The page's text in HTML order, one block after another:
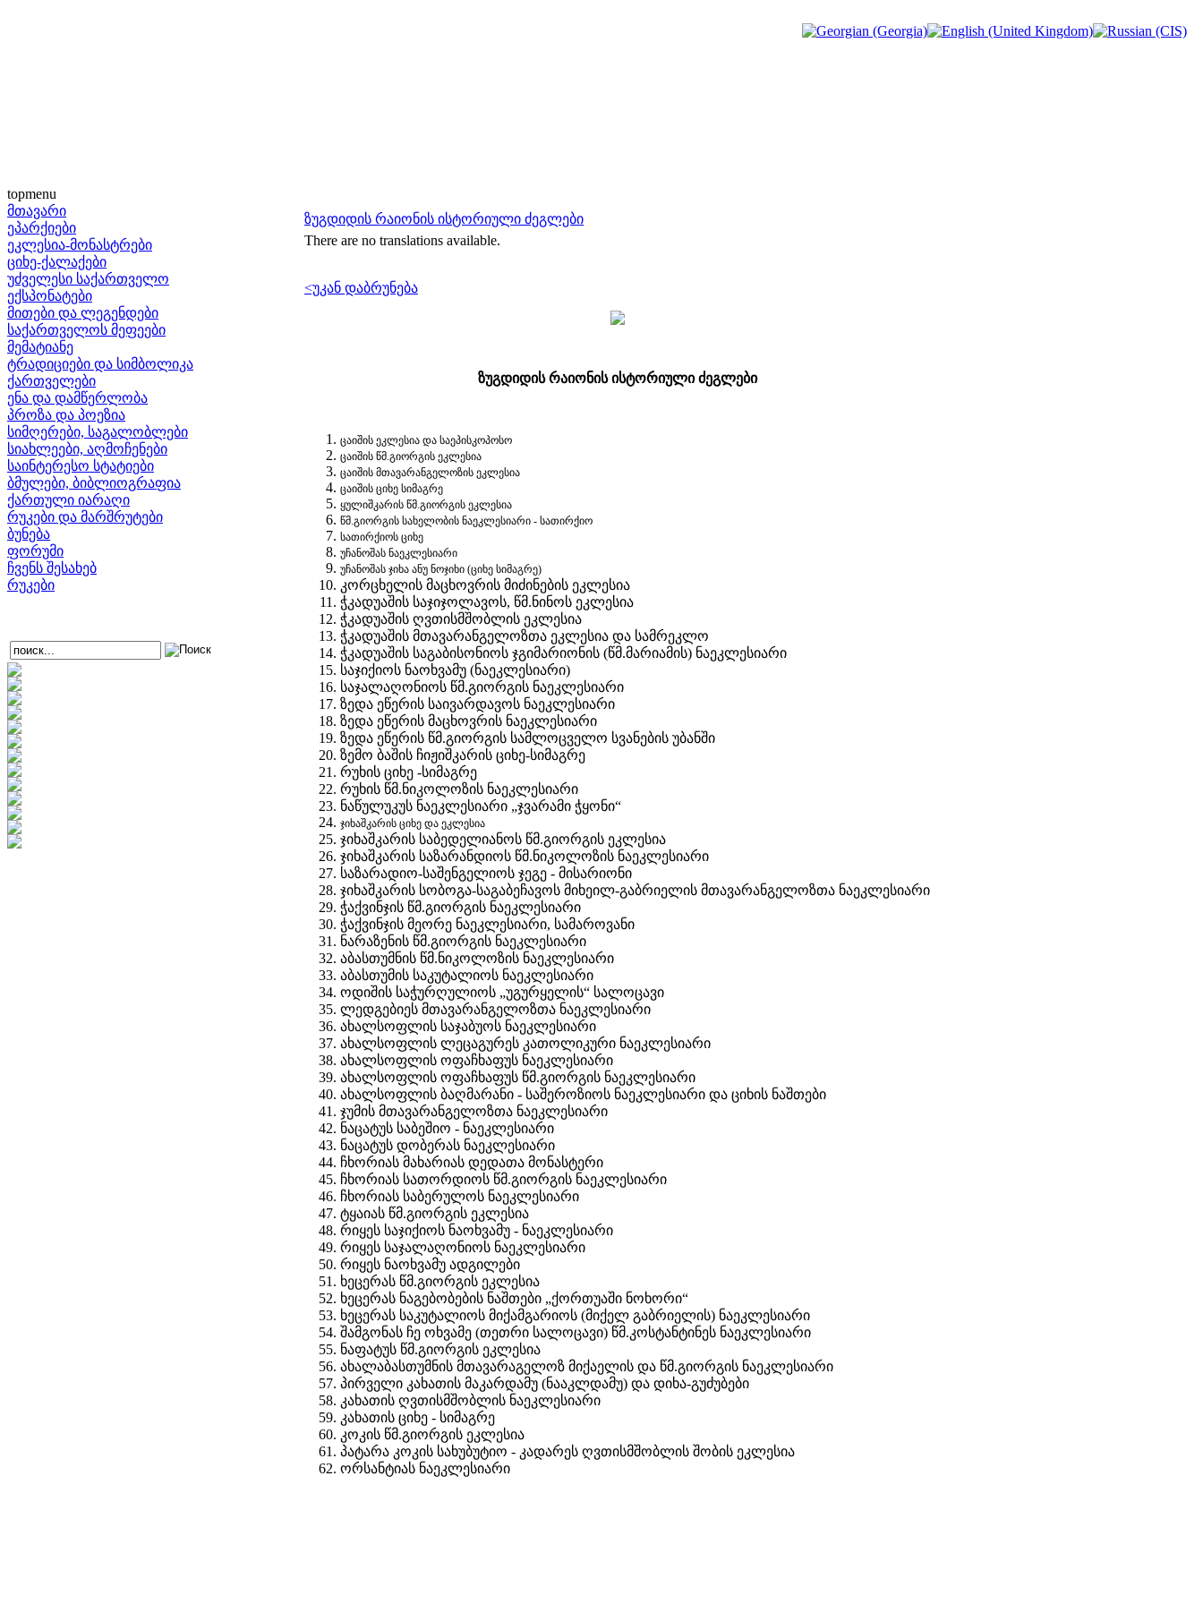
topmenu
მთავარი
ეპარქიები
ეკლესია-მონასტრები
ციხე-ქალაქები
უძველესი საქართველო
ექსპონატები
მითები და ლეგენდები
საქართველოს მეფეები
მემატიანე
ტრადიციები და სიმბოლიკა
ქართველები
ენა და დამწერლობა
პროზა და პოეზია
სიმღერები, საგალობლები
სიახლეები, აღმოჩენები
საინტერესო სტატიები
ბმულები, ბიბლიოგრაფია
ქართული იარაღი
რუკები და მარშრუტები
ბუნება
ფორუმი
ჩვენს შესახებ
რუკები
ზუგდიდის რაიონის ისტორიული ძეგლები
There are no translations available.
<უკან დაბრუნება
ზუგდიდის რაიონის ისტორიული ძეგლები
ცაიშის ეკლესია და საეპისკოპოსო
ცაიშის წმ.გიორგის ეკლესია
ცაიშის მთავარანგელოზის ეკლესია
ცაიშის ციხე სიმაგრე
ყულიშკარის წმ.გიორგის ეკლესია
წმ.გიორგის სახელობის ნაეკლესიარი - სათირქიო
სათირქიოს ციხე
უჩანოშას ნაეკლესიარი
უჩანოშას ჯიხა ანუ ნოჯიხი (ციხე სიმაგრე)
კორცხელის მაცხოვრის მიძინების ეკლესია
ჭკადუაშის საჯიჯოლავოს, წმ.ნინოს ეკლესია
ჭკადუაშის ღვთისმშობლის ეკლესია
ჭკადუაშის მთავარანგელოზთა ეკლესია და სამრეკლო
ჭკადუაშის საგაბისონიოს ჯგიმარიონის (წმ.მარიამის) ნაეკლესიარი
საჯიქიოს ნაოხვამუ (ნაეკლესიარი)
საჯალაღონიოს წმ.გიორგის ნაეკლესიარი
ზედა ეწერის საივარდავოს ნაეკლესიარი
ზედა ეწერის მაცხოვრის ნაეკლესიარი
ზედა ეწერის წმ.გიორგის სამლოცველო სვანების უბანში
ზემო ბაშის ჩიჟიშკარის ციხე-სიმაგრე
რუხის ციხე -სიმაგრე
რუხის წმ.ნიკოლოზის ნაეკლესიარი
ნაწულუკუს ნაეკლესიარი „ჯვარამი ჭყონი“
ჯიხაშკარის ციხე და ეკლესია
ჯიხაშკარის საბედელიანოს წმ.გიორგის ეკლესია
ჯიხაშკარის საზარანდიოს წმ.ნიკოლოზის ნაეკლესიარი
საზარადიო-საშენგელიოს ჯეგე - მისარიონი
ჯიხაშკარის სობოგა-საგაბეჩავოს მიხეილ-გაბრიელის მთავარანგელოზთა ნაეკლესიარი
ჭაქვინჯის წმ.გიორგის ნაეკლესიარი
ჭაქვინჯის მეორე ნაეკლესიარი, სამაროვანი
ნარაზენის წმ.გიორგის ნაეკლესიარი
აბასთუმნის წმ.ნიკოლოზის ნაეკლესიარი
აბასთუმის საკუტალიოს ნაეკლესიარი
ოდიშის საჭურღულიოს „უგურყელის“ სალოცავი
ლედგებიეს მთავარანგელოზთა ნაეკლესიარი
ახალსოფლის საჯაბუოს ნაეკლესიარი
ახალსოფლის ლეცაგურეს კათოლიკური ნაეკლესიარი
ახალსოფლის ოფაჩხაფუს ნაეკლესიარი
ახალსოფლის ოფაჩხაფუს წმ.გიორგის ნაეკლესიარი
ახალსოფლის ბაღმარანი - საშეროზიოს ნაეკლესიარი და ციხის ნაშთები
ჯუმის მთავარანგელოზთა ნაეკლესიარი
ნაცატუს საბეშიო - ნაეკლესიარი
ნაცატუს დობერას ნაეკლესიარი
ჩხორიას მახარიას დედათა მონასტერი
ჩხორიას სათორდიოს წმ.გიორგის ნაეკლესიარი
ჩხორიას საბერულოს ნაეკლესიარი
ტყაიას წმ.გიორგის ეკლესია
რიყეს საჯიქიოს ნაოხვამუ - ნაეკლესიარი
რიყეს საჯალაღონიოს ნაეკლესიარი
რიყეს ნაოხვამუ ადგილები
ხეცერას წმ.გიორგის ეკლესია
ხეცერას ნაგებობების ნაშთები „ქორთუაში ნოხორი“
ხეცერას საკუტალიოს მიქამგარიოს (მიქელ გაბრიელის) ნაეკლესიარი
შამგონას ჩე ოხვამე (თეთრი სალოცავი) წმ.კოსტანტინეს ნაეკლესიარი
ნაფატუს წმ.გიორგის ეკლესია
ახალაბასთუმნის მთავარაგელოზ მიქაელის და წმ.გიორგის ნაეკლესიარი
პირველი კახათის მაკარდამუ (ნააკლდამუ) და დიხა-გუძუბები
კახათის ღვთისმშობლის ნაეკლესიარი
კახათის ციხე - სიმაგრე
კოკის წმ.გიორგის ეკლესია
პატარა კოკის სახუბუტიო - კადარეს ღვთისმშობლის შობის ეკლესია
ორსანტიას ნაეკლესიარი